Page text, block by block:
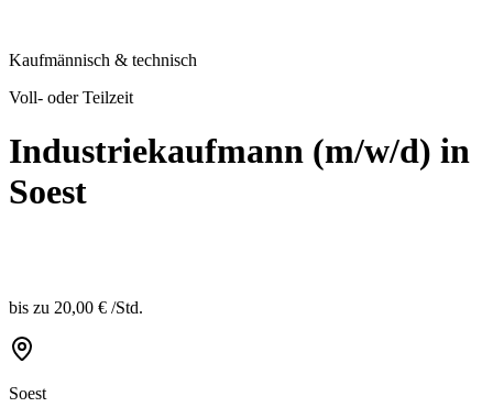
Kaufmännisch & technisch
Voll- oder Teilzeit
Industriekaufmann (m/w/d) in
Soest
bis zu 20,00 € /Std.
Soest